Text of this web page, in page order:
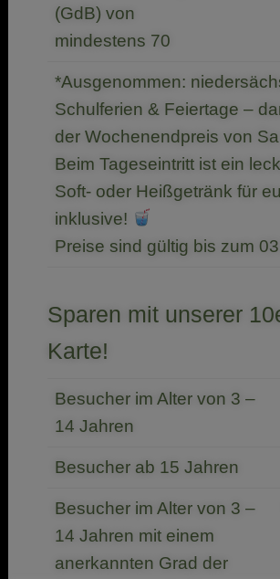
(GdB) von
mindestens 70
*Ausgenommen:
Schulferien & Feiertage –
der Wochenendpreis von
Beim Tageseintritt ist ein
Soft- oder Heißgetränk für
inklusive!
Preise sind gültig bis zum
Sparen mit unserer
Karte!
Besucher im Alter von 3 –
14 Jahren
Besucher ab 15 Jahren
Besucher im Alter von 3 –
14 Jahren mit einem
anerkannten Grad der